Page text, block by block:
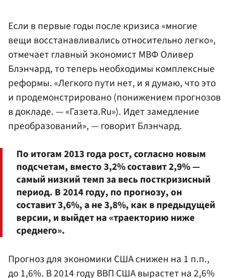
Если в первые годы после кризиса «многие
вещи восстанавливались относительно легко»,
отмечает главный экономист МВФ Оливер
Блэнчард, то теперь необходимы комплексные
реформы. «Легкого пути нет, и я думаю, что это
и продемонстрировано (понижением прогнозов
в докладе. — «Газета.Ru»). Идет замедление
преобразований», — говорит Блэнчард.
По итогам 2013 года рост, согласно новым
подсчетам, вместо 3,2% составит 2,9% —
самый низкий темп за весь посткризисный
период. В 2014 году, по прогнозу, он
составит 3,6%, а не 3,8%, как в предыдущей
версии, и выйдет на «траекторию ниже
среднего».
Прогноз для экономики США снижен на 1 п.п.,
до 1,6%. В 2014 году ВВП США вырастет на 2,6%